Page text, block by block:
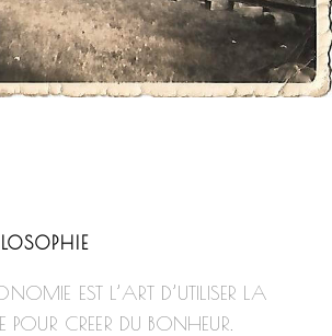
EST L’ART D’UTILISER LA
POUR CREER DU BONHEUR.